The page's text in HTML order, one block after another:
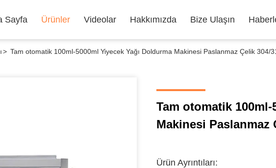
Sayfa Ürünler Videolar Hakkımızda Bize Ulaşın
> Tam otomatik 100ml-5000ml Yiyecek Yağı Doldurma Makinesi Paslanmaz Çelik 304/
Tam otomatik 100ml-
Makinesi Paslanmaz
Ürün Ayrıntıları: